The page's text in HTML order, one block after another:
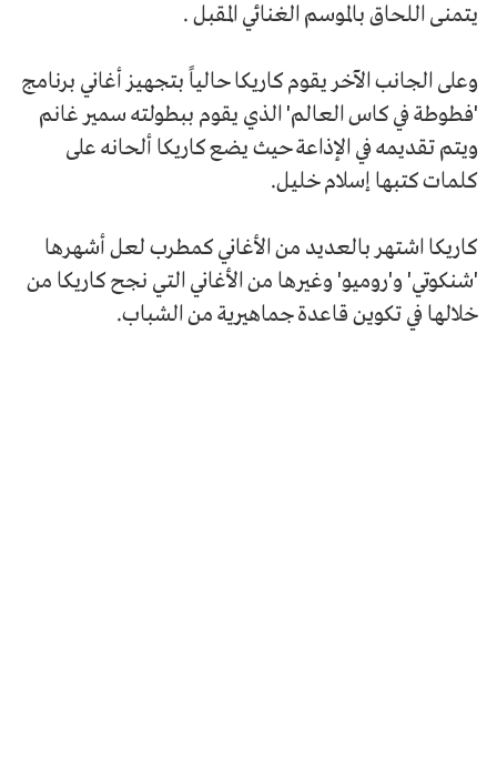
يتمنى اللحاق بالموسم الغنائي المقبل .
وعلى الجانب الآخر يقوم كاريكا حالياً بتجهيز أغاني برنامج
'فطوطة في كاس العالم' الذي يقوم ببطولته سمير غانم
ويتم تقديمه في الإذاعة حيث يضع كاريكا ألحانه على
كلمات كتبها إسلام خليل.
كاريكا اشتهر بالعديد من الأغاني كمطرب لعل أشهرها
'شنكوتي' و'روميو' وغيرها من الأغاني التي نجح كاريكا من
خلالها في تكوين قاعدة جماهيرية من الشباب.